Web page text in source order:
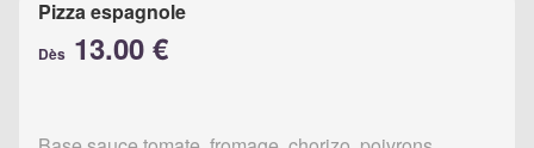
Pizza espagnole
Dès 13.00 €